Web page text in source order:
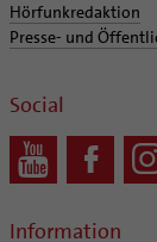
Hörfunkredaktion
Presse- und
Social
Information